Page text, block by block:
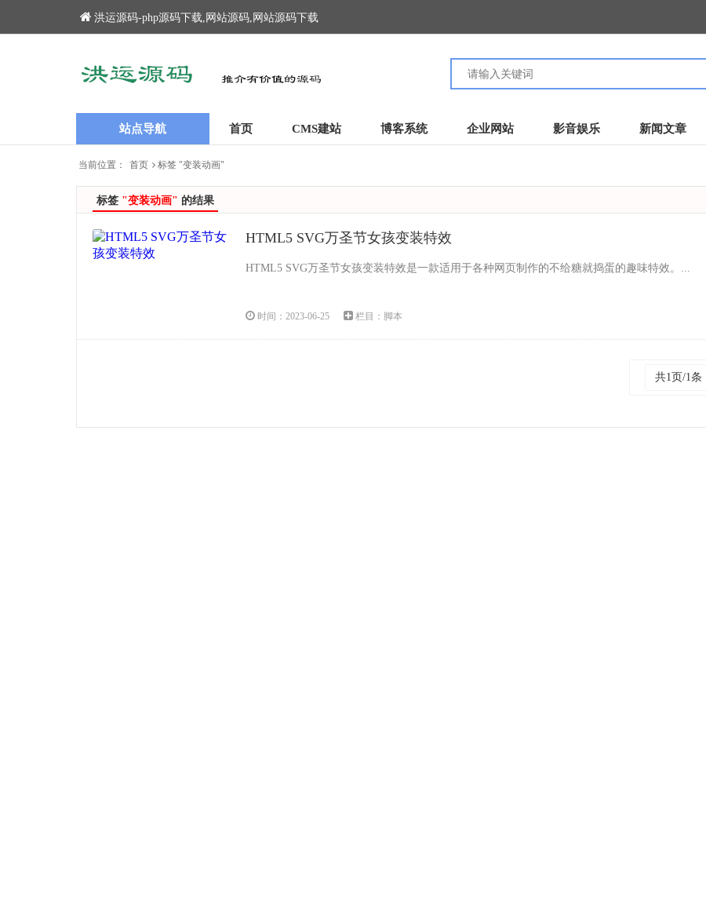
洪运源码-php源码下载,网站源码,网站源码下载
站点导航 首页 CMS建站 博客系统 企业网站 影音娱乐 新闻文章
当前位置： 首页 标签 "变装动画"
标签 "变装动画" 的结果
HTML5 SVG万圣节女孩变装特效
HTML5 SVG万圣节女孩变装特效是一款适用于各种网页制作的不给糖就捣蛋的趣味特效。...
时间：2023-06-25 栏目： 脚本
共1页/1条